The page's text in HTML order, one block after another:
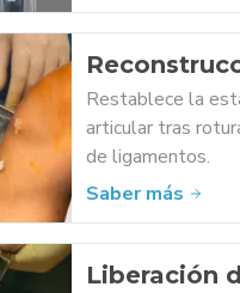
ligamentos
Restablece la
articular tras
de ligamentos.
Saber más
Liberación